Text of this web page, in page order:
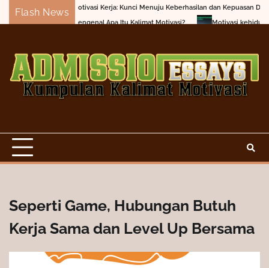
SkipFlash News
Motivasi Kerja: Kunci Menuju Keberhasilan dan Kepuasan Diri
Mengenal Apa Itu Kalimat Motivasi?
Motivasi kehidupan:
Seperti Game, Hubungan Butuh
Kerja Sama dan Level Up Bersama